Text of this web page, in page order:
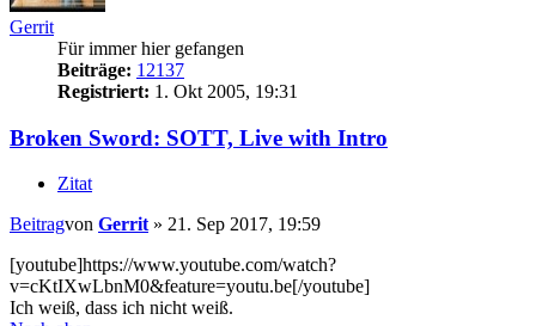
Gerrit
Für immer hier gefangen
Beiträge: 12137
Registriert: 1. Okt 2005, 19:31
Broken Sword: SOTT, Live with Intro
Zitat
Beitragvon Gerrit » 21. Sep 2017, 19:59
[youtube]https://www.youtube.com/watch?
v=cKtIXwLbnM0&feature=youtu.be[/youtube]
Ich weiß, dass ich nicht weiß.